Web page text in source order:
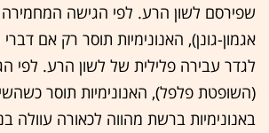
שפירסם לשון הרע. לפי הגישה
אגמון-גונן), האנונימיות תוסר רק אם
לגדר עבירה פלילית של לשון הרע. לפי
(השופטת פלפל), האנונימיות תוסר
באנונימיות ברשת מהווה לכאורה עוולה